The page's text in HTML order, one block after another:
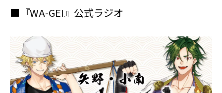
■『WA-GEI』公式ラジオ